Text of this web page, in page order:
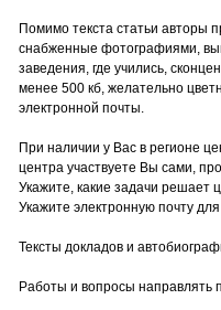
Помимо текста статьи авторы
снабженные фотографиями,
заведения, где учились,
менее 500 кб, желательно
электронной почты.
При наличии у Вас в регионе
центра участвуете Вы сами,
Укажите, какие задачи решает
Укажите электронную почту
Тексты докладов и
Работы и вопросы направлять